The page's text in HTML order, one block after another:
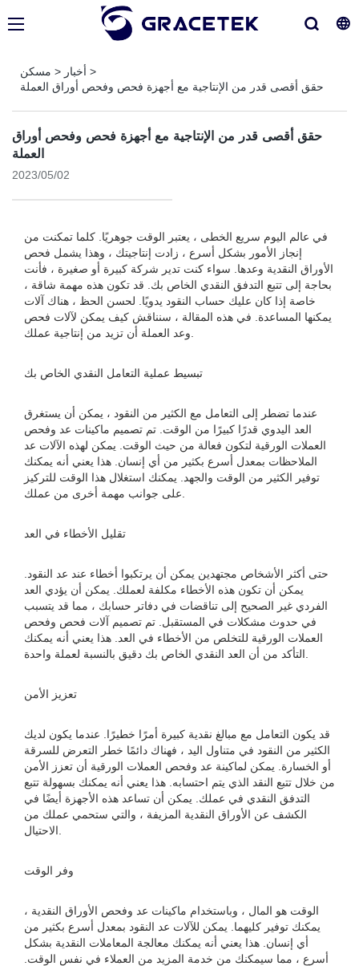
مسكن > أخبار >
حقق أقصى قدر من الإنتاجية مع أجهزة فحص وفحص أوراق العملة
حقق أقصى قدر من الإنتاجية مع أجهزة فحص وفحص أوراق
العملة
2023/05/02
في عالم اليوم سريع الخطى ، يعتبر الوقت جوهريًا. كلما تمكنت من
إنجاز الأمور بشكل أسرع ، زادت إنتاجيتك ، وهذا يشمل فحص
الأوراق النقدية وعدها. سواء كنت تدير شركة كبيرة أو صغيرة ، فأنت
بحاجة إلى تتبع التدفق النقدي الخاص بك. قد تكون هذه مهمة شاقة ،
خاصة إذا كان عليك حساب النقود يدويًا. لحسن الحظ ، هناك آلات
يمكنها المساعدة. في هذه المقالة ، سنناقش كيف يمكن لآلات فحص
تبسيط عملية التعامل النقدي الخاص بك
عندما تضطر إلى التعامل مع الكثير من النقود ، يمكن أن يستغرق
العد اليدوي قدرًا كبيرًا من الوقت. تم تصميم ماكينات عد وفحص
العملات الورقية لتكون فعالة من حيث الوقت. يمكن لهذه الآلات عد
الملاحظات بمعدل أسرع بكثير من أي إنسان. هذا يعني أنه يمكنك
توفير الكثير من الوقت والجهد. يمكنك استغلال هذا الوقت للتركيز
تقليل الأخطاء في العد
حتى أكثر الأشخاص مجتهدين يمكن أن يرتكبوا أخطاء عند عد النقود.
يمكن أن تكون هذه الأخطاء مكلفة لعملك. يمكن أن يؤدي العد
الفردي غير الصحيح إلى تناقضات في دفاتر حسابك ، مما قد يتسبب
في حدوث مشكلات في المستقبل. تم تصميم آلات فحص وفحص
العملات الورقية للتخلص من الأخطاء في العد. هذا يعني أنه يمكنك
تعزيز الأمن
قد يكون التعامل مع مبالغ نقدية كبيرة أمرًا خطيرًا. عندما يكون لديك
الكثير من النقود في متناول اليد ، فهناك دائمًا خطر التعرض للسرقة
أو الخسارة. يمكن لماكينة عد وفحص العملات الورقية أن تعزز الأمن
من خلال تتبع النقد الذي يتم احتسابه. هذا يعني أنه يمكنك بسهولة تتبع
التدفق النقدي في عملك. يمكن أن تساعد هذه الأجهزة أيضًا في
الكشف عن الأوراق النقدية المزيفة ، والتي ستحمي عملك من
وفر الوقت
الوقت هو المال ، وباستخدام ماكينات عد وفحص الأوراق النقدية ،
يمكنك توفير كليهما. يمكن للآلات عد النقود بمعدل أسرع بكثير من
أي إنسان. هذا يعني أنه يمكنك معالجة المعاملات النقدية بشكل
أسرع ، مما سيمكنك من خدمة المزيد من العملاء في نفس الوقت.